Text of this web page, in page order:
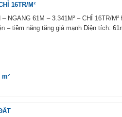
16TR/M²
NGANG 61M – 3.341M² – CHỈ 16TR/
– tiềm năng tăng giá mạnh Diện tích: